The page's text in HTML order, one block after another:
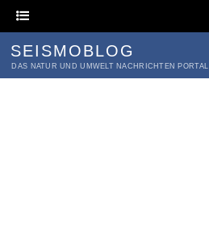
SEISMOBLOG
DAS NATUR UND UMWELT NACHRICHTEN PORTAL